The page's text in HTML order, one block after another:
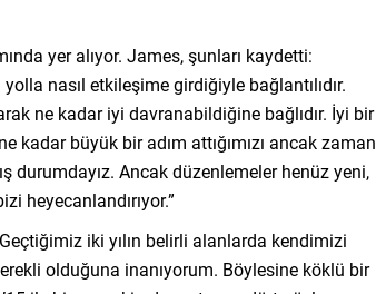
yer alıyor. James, şunları kaydetti:
nasıl etkileşime girdiğiyle bağlantılıdır.
ne kadar iyi davranabildiğine bağlıdır. İyi bir
büyük bir adım attığımızı ancak zaman
durumdayız. Ancak düzenlemeler henüz yeni,
heyecanlandırıyor.”
iki yılın belirli alanlarda kendimizi
olduğuna inanıyorum. Böylesine köklü bir